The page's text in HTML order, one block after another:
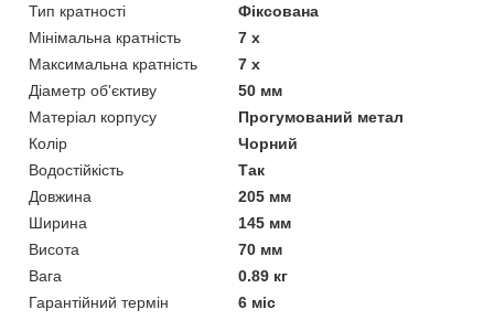
Тип кратності
Фіксована
Мінімальна кратність
7 х
Максимальна кратність
7 х
Діаметр об'єктиву
50 мм
Матеріал корпусу
Прогумований метал
Колір
Чорний
Водостійкість
Так
Довжина
205 мм
Ширина
145 мм
Висота
70 мм
Вага
0.89 кг
Гарантійний термін
6 міс